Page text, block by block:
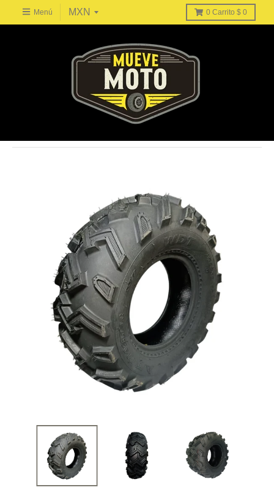
Menú 0 Carrito $ 0